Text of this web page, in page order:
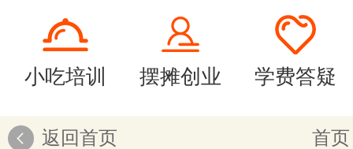
小吃培训 摆摊创业 学费答疑
返回首页 首页